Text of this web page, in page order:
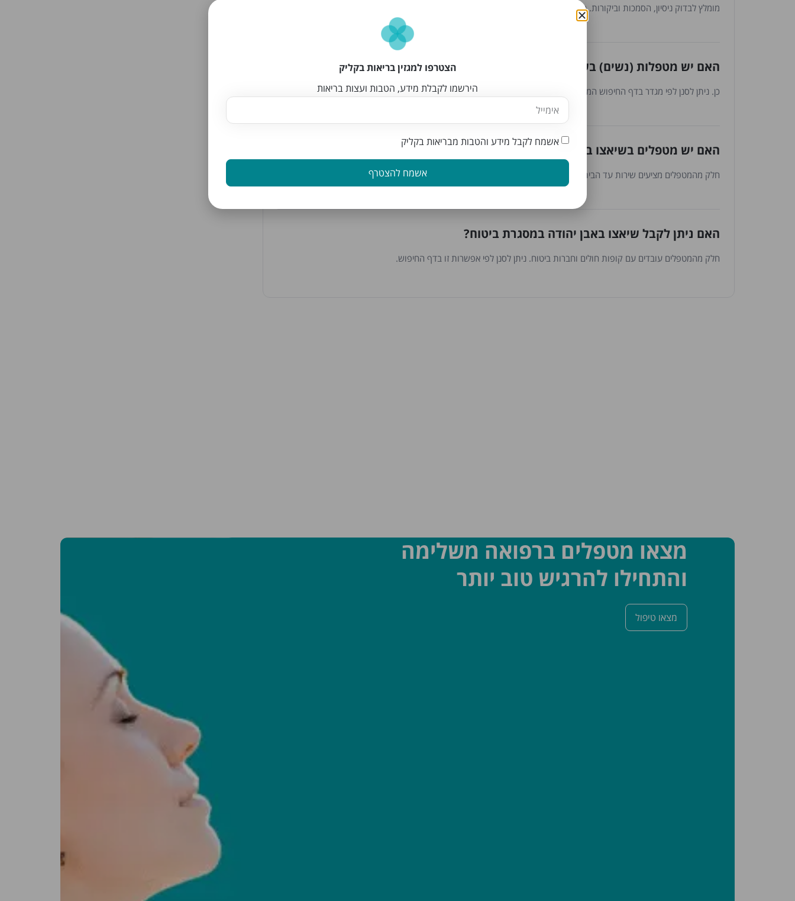
מומלץ לבדוק ניסיון, הסמכות וביקורות. כל המטפלים עברו אימות ואושרו על ידי צוות האתר.
האם יש מטפלות (נשים) בשיאצו באבן יהודה?
כן. ניתן לסנן לפי מגדר בדף החיפוש המתקדם.
האם יש מטפלים בשיאצו באבן יהודה שמגיעים עד הבית?
חלק מהמטפלים מציעים שירות עד הבית. ניתן לסנן לפי אפשרות זו בדף החיפוש.
האם ניתן לקבל שיאצו באבן יהודה במסגרת ביטוח?
חלק מהמטפלים עובדים עם קופות חולים וחברות ביטוח. ניתן לסנן לפי אפשרות זו בדף החיפוש.
מצאו מטפלים ברפואה משלימה
והתחילו להרגיש טוב יותר
מצאו טיפול
הצטרפו למגזין בריאות בקליק
הירשמו לקבלת מידע, הטבות ועצות בריאות
אשמח לקבל מידע והטבות מבריאות בקליק
אשמח להצטרף